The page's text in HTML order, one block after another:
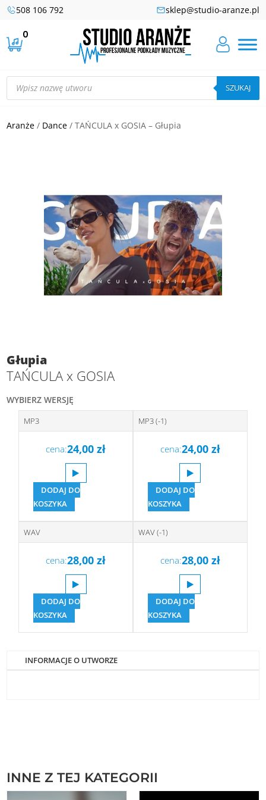
508 106 792 sklep@studio-aranze.pl
0
Wyszukiwarka
produktów SZUKAJ
Aranże / Dance / TAŃCULA x GOSIA – Głupia
Głupia
TAŃCULA x GOSIA
WYBIERZ WERSJĘ
MP3
cena:24,00zł
DODAJ DO
KOSZYKA
MP3 (-1)
cena:24,00 zł
DODAJ DO
KOSZYKA
WAV
cena:28,00zł
DODAJ DO
KOSZYKA
WAV (-1)
cena:28,00 zł
DODAJ DO
KOSZYKA
INFORMACJE O UTWORZE
INNE Z TEJ KATEGORII